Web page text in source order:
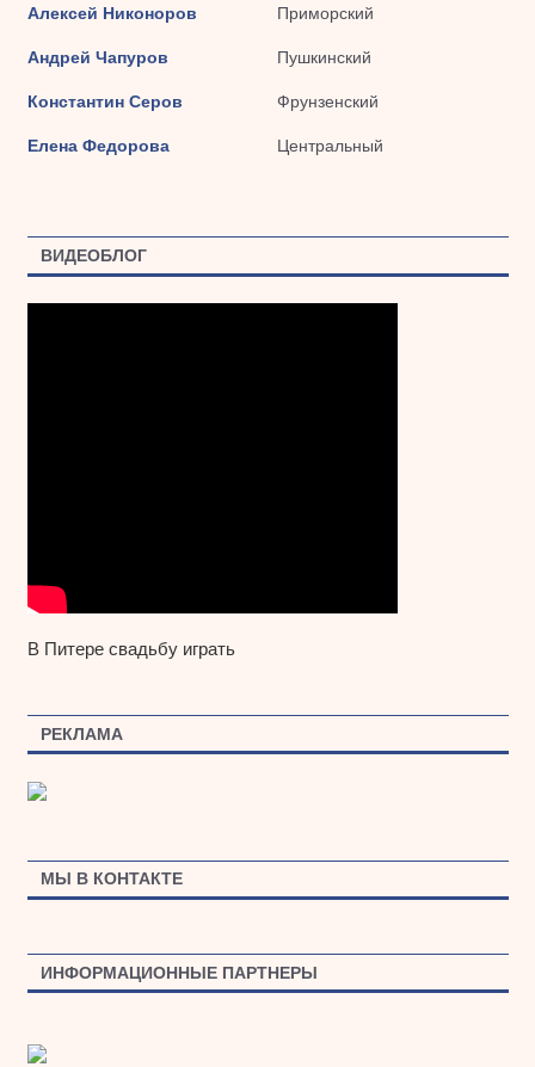
Алексей Никоноров Приморский
Андрей Чапуров Пушкинский
Константин Серов Фрунзенский
Елена Федорова Центральный
ВИДЕОБЛОГ
В Питере свадьбу играть
РЕКЛАМА
МЫ В КОНТАКТЕ
ИНФОРМАЦИОННЫЕ ПАРТНЕРЫ